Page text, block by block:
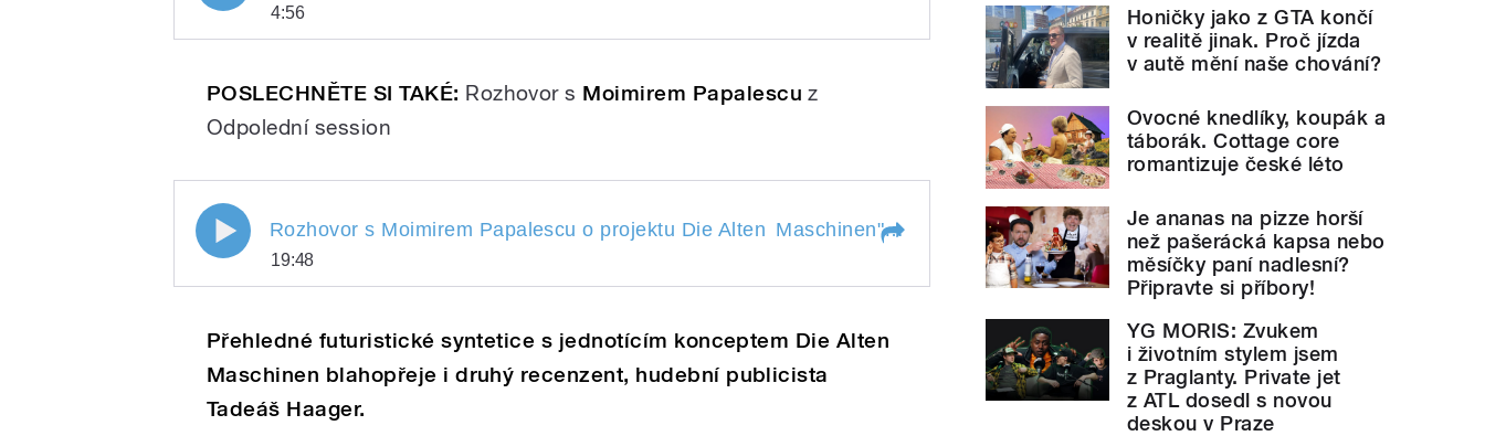
Maschinen I.
/
4:56
Machines od Die Alten
POSLECHNĚTE SI TAKÉ: Rozhovor s Moimirem Papalescu z
Odpolední session
Rozhovor s Moimirem Papalescu o projektu Die Alten
Maschinen
Rozhovor s Moimirem Papalescu o projektu Die Alten Maschinen" style=""> Rozhovor s Moimirem Papalescu o projektu Die
19:48
projektu Die Alten
Přehledné futuristické syntetice s jednotícím konceptem Die Alten
Maschinen blahopřeje i druhý recenzent, hudební publicista
Tadeáš Haager.
Honičky jako z GTA končí
v realitě jinak. Proč jízda
v autě mění naše chování?
Ovocné knedlíky, koupák a
táborák. Cottage core
romantizuje české léto
Je ananas na pizze horší
než pašerácká kapsa nebo
měsíčky paní nadlesní?
Připravte si příbory!
YG MORIS: Zvukem
i životním stylem jsem
z Praglanty. Private jet
z ATL dosedl s novou
deskou v Praze